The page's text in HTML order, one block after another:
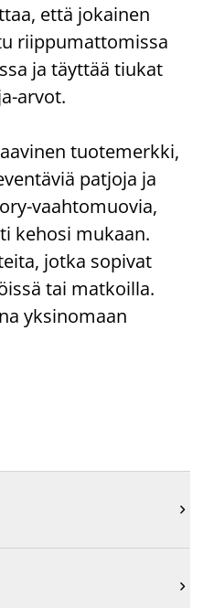
että jokainen
riippumattomissa
ja täyttää tiukat
arvot.
tuotemerkki,
patjoja ja
vaahtomuovia,
kehosi mukaan.
jotka sopivat
tai matkoilla.
yksinomaan

